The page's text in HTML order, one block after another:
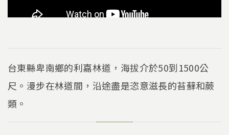
台東縣卑南鄉的利嘉林道，海拔介於50到1500公
尺。漫步在林道間，沿途盡是恣意滋長的苔蘚和蕨
類。